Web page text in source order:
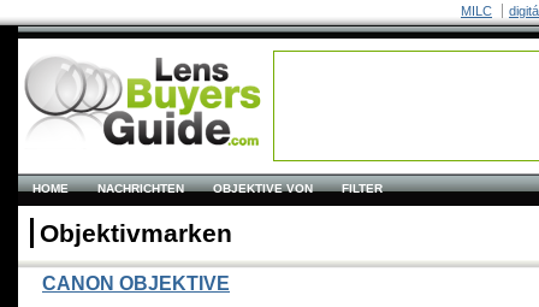
MILC
HOME NACHRICHTEN OBJEKTIVE VON FILTER
Objektivmarken
CANON OBJEKTIVE